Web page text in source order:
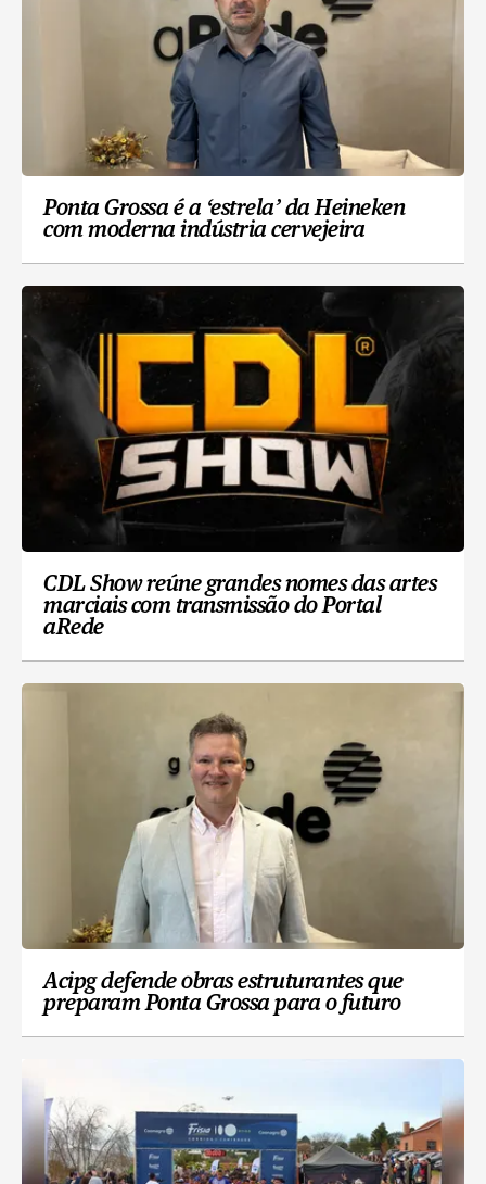
Ponta Grossa é a ‘estrela’ da Heineken
com moderna indústria cervejeira
CDL Show reúne grandes nomes das artes
marciais com transmissão do Portal
aRede
Acipg defende obras estruturantes que
preparam Ponta Grossa para o futuro